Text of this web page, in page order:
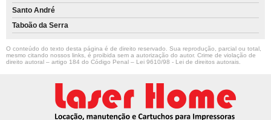
Santo André
Taboão da Serra
O conteúdo do texto desta página é de direito reservado. Sua reprodução, parcial ou total,
mesmo citando nossos links, é proibida sem a autorização do autor. Crime de violação de
direito autoral – artigo 184 do Código Penal – Lei 9610/98 - Lei de direitos autorais